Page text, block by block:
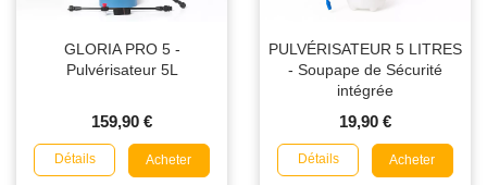
GLORIA PRO 5 -
Pulvérisateur 5L
159,90 €
Détails Acheter
PULVÉRISATEUR 5 LITRES
- Soupape de Sécurité
intégrée
19,90 €
Détails Acheter